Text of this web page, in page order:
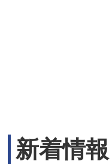
新着情報